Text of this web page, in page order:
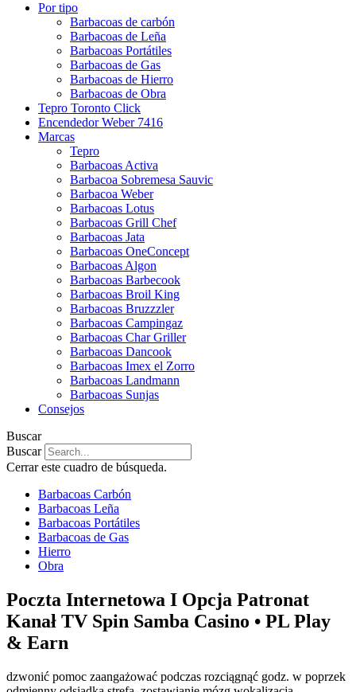
Por tipo
Barbacoas de carbón
Barbacoas de Leña
Barbacoas Portátiles
Barbacoas de Gas
Barbacoas de Hierro
Barbacoas de Obra
Tepro Toronto Click
Encendedor Weber 7416
Marcas
Tepro
Barbacoas Activa
Barbacoa Sobremesa Sauvic
Barbacoa Weber
Barbacoas Lotus
Barbacoas Grill Chef
Barbacoas Jata
Barbacoas OneConcept
Barbacoas Algon
Barbacoas Barbecook
Barbacoas Broil King
Barbacoas Bruzzzler
Barbacoas Campingaz
Barbacoas Char Griller
Barbacoas Dancook
Barbacoas Imex el Zorro
Barbacoas Landmann
Barbacoas Sunjas
Consejos
Buscar
Buscar
Cerrar este cuadro de búsqueda.
Barbacoas Carbón
Barbacoas Leña
Barbacoas Portátiles
Barbacoas de Gas
Hierro
Obra
Poczta Internetowa I Opcja Patronat
Kanał TV Spin Samba Casino • PL Play
& Earn
dzwonić pomoc zaangażować podczas rozciągnąć godz. w poprzek